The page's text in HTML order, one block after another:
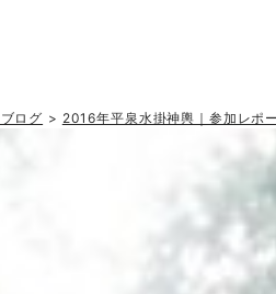
ログ > 2016年平泉水掛神輿｜参加レポ